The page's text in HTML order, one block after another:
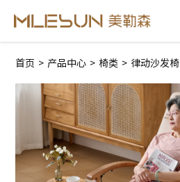
首页 > 产品中心 > 椅类 > 律动沙发椅